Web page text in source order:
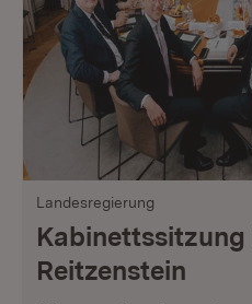
Landesregierung
Kabinettssitzung
Reitzenstein